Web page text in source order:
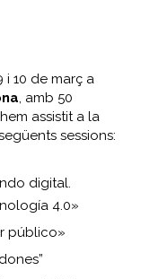
i 10 de març a
, amb 50
assistit a la
sessions:
digital.
4.0»
público»